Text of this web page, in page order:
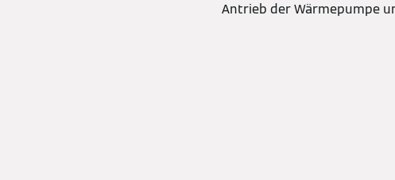
Antrieb der Wärmepumpe